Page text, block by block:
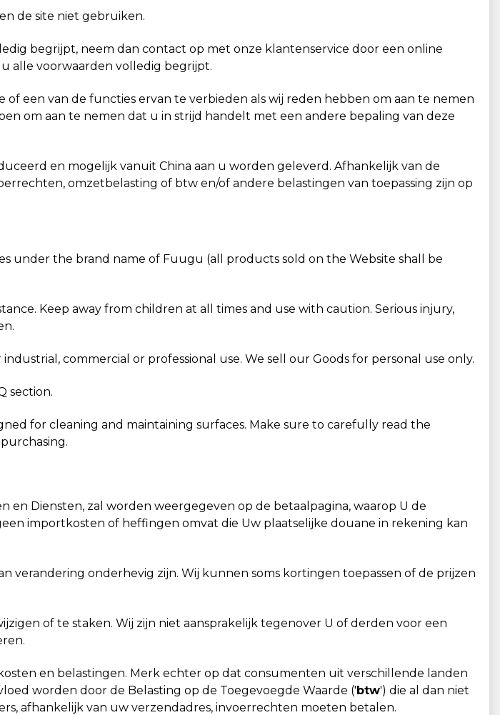
de site niet gebruiken.
begrijpt, neem dan contact op met onze klantenservice door een online
alle voorwaarden volledig begrijpt.
een van de functies ervan te verbieden als wij reden hebben om aan te nemen
om aan te nemen dat u in strijd handelt met een andere bepaling van deze
en mogelijk vanuit China aan u worden geleverd. Afhankelijk van de
omzetbelasting of btw en/of andere belastingen van toepassing zijn op
under the brand name of Fuugu (all products sold on the Website shall be
Keep away from children at all times and use with caution. Serious injury,
commercial or professional use. We sell our Goods for personal use only.
section.
for cleaning and maintaining surfaces. Make sure to carefully read the
en Diensten, zal worden weergegeven op de betaalpagina, waarop U de
importkosten of heffingen omvat die Uw plaatselijke douane in rekening kan
verandering onderhevig zijn. Wij kunnen soms kortingen toepassen of de prijzen
of te staken. Wij zijn niet aansprakelijk tegenover U of derden voor een
en belastingen. Merk echter op dat consumenten uit verschillende landen
worden door de Belasting op de Toegevoegde Waarde ('btw') die al dan niet
afhankelijk van uw verzendadres, invoerrechten moeten betalen.